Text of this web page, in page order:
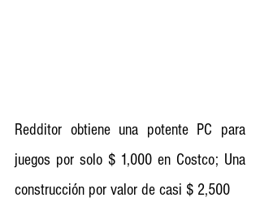
Redditor obtiene una potente PC para
juegos por solo $ 1,000 en Costco; Una
construcción por valor de casi $ 2,500